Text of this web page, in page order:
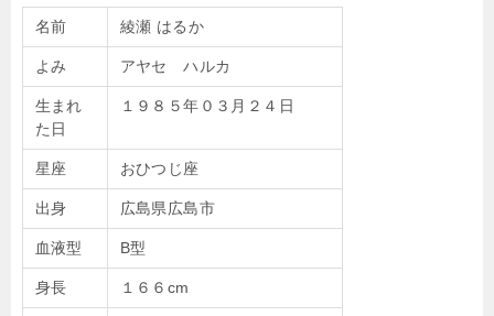
名前 綾瀬 はるか
よみ アヤセ ハルカ
生まれ
た日
１９８５年０３月２４日
星座 おひつじ座
出身 広島県広島市
血液型 B型
身長 １６６cm